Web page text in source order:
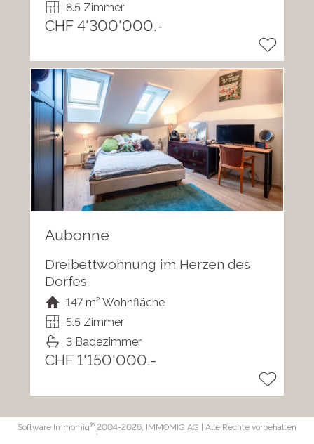
8.5 Zimmer
CHF 4'300'000.-
Aubonne
Dreibettwohnung im Herzen des
Dorfes
147 m² Wohnfläche
5.5 Zimmer
3 Badezimmer
CHF 1'150'000.-
Software Immomig® 2004-2026, IMMOMIG AG | Alle Rechte vorbehalten
| Unsere Inserate auf